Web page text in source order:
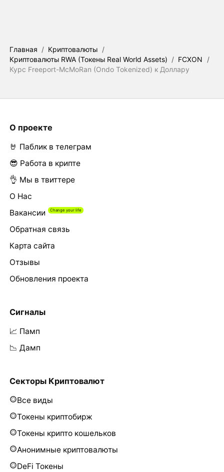
Главная / Криптовалюты /
Криптовалюты RWA (Токены Real World Assets) / FCXON
/
Курс Freeport-McMoRan (Ondo Tokenized) к Доллару
О проекте
🤘 Паблик в телеграм
😎 Работа в крипте
👌 Мы в твиттере
О Нас
Вакансии
Обратная связь
Карта сайта
Отзывы
Обновления проекта
Сигналы
📈 Памп
📉 Дамп
Секторы Криптовалют
Все виды
Токены криптобирж
Токены крипто кошельков
Анонимные криптовалюты
DeFi Токены